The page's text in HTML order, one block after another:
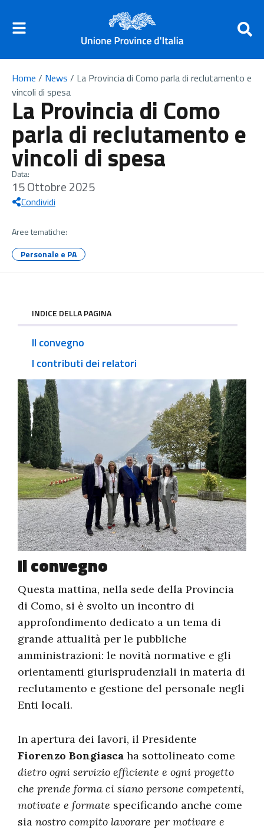
Home / News / La Provincia di Como parla di reclutamento e
vincoli di spesa
La Provincia di Como
parla di reclutamento e
vincoli di spesa
Data:
15 Ottobre 2025
Condividi
Aree tematiche:
Personale e PA
INDICE DELLA PAGINA
Il convegno
I contributi dei relatori
Il convegno
Questa mattina, nella sede della Provincia
di Como, si è svolto un incontro di
approfondimento dedicato a un tema di
grande attualità per le pubbliche
amministrazioni: le novità normative e gli
orientamenti giurisprudenziali in materia di
reclutamento e gestione del personale negli
Enti locali.
In apertura dei lavori, il Presidente
Fiorenzo Bongiasca ha sottolineato come
dietro ogni servizio efficiente e ogni progetto
che prende forma ci siano persone competenti,
motivate e formate specificando anche come
sia nostro compito lavorare per motivare e